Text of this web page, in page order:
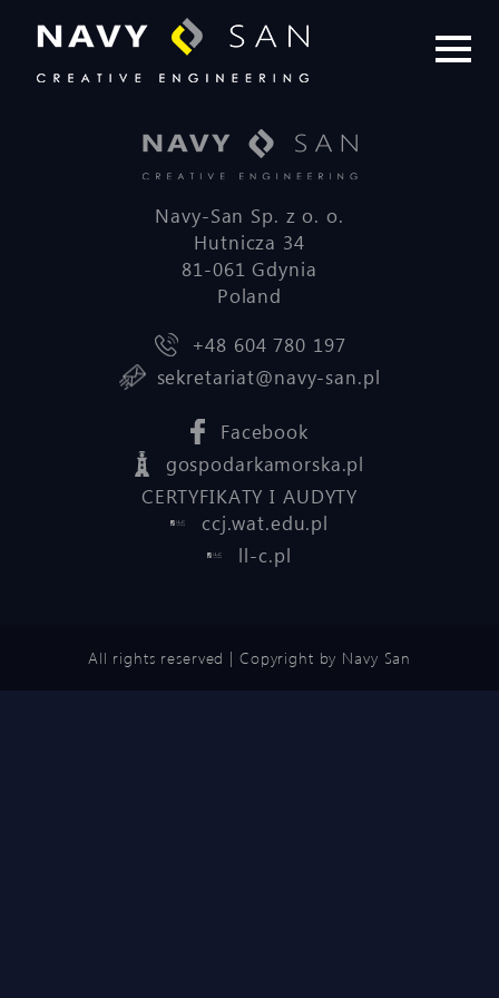
Navy-San Sp. z o. o.
Hutnicza 34
81-061 Gdynia
Poland
+48 604 780 197
sekretariat@navy-san.pl
Facebook
gospodarkamorska.pl
CERTYFIKATY I AUDYTY
ccj.wat.edu.pl
ll-c.pl
All rights reserved | Copyright by Navy San